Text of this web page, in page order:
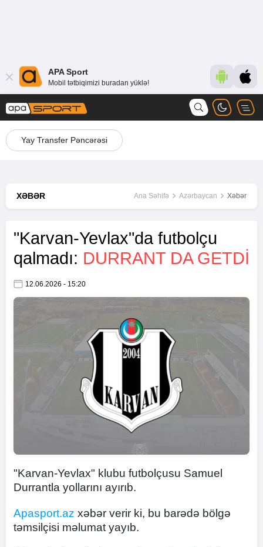
APA Sport
Mobil tətbiqimizi buradan yüklə!
Yay Transfer Pəncərəsi
XƏBƏR Ana Səhifə Azərbaycan Xəbər
"Karvan-Yevlax"da futbolçu
qalmadı: DURRANT DA GETDİ
12.06.2026 - 15:20
"Karvan-Yevlax" klubu futbolçusu Samuel
Durrantla yollarını ayırıb.
Apasport.az xəbər verir ki, bu barədə bölgə
təmsilçisi məlumat yayıb.